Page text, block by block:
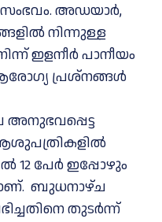
അഡയാർ,
നിന്നുള്ള
ഇളനീർ പാനീയം
പ്രശ്നങ്ങൾ
അനുഭവപ്പെട്ട
12 പേർ ഇപ്പോഴും
ബുധനാഴ്ച
തുടർന്ന്